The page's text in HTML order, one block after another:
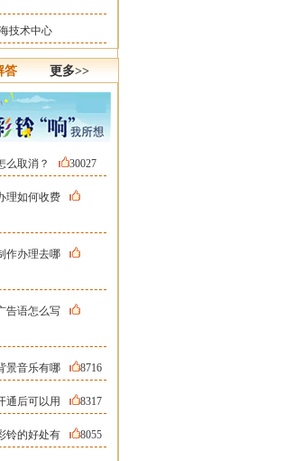
技术中心
解答更多>>
么取消？ 30027
理如何收费
作办理去哪
告语怎么写
景音乐有哪 8716
通后可以用 8317
铃的好处有 8055